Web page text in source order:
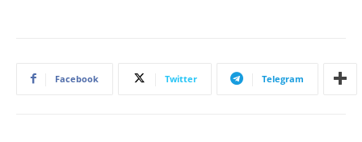
Facebook Twitter Telegram